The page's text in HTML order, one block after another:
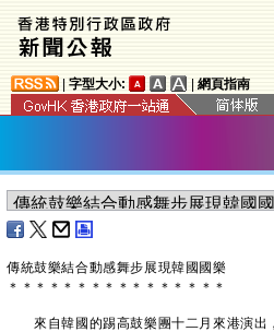
字型大小: 網頁指南
傳統鼓樂結合動感舞步展現韓國國樂
＊ ＊ ＊ ＊ ＊ ＊ ＊ ＊ ＊ ＊ ＊ ＊ ＊ ＊ ＊ ＊
來自韓國的踢高鼓樂團十二月來港演出